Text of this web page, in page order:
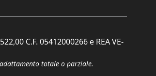
C.F. 05412000266 e REA VE-
totale o parziale.